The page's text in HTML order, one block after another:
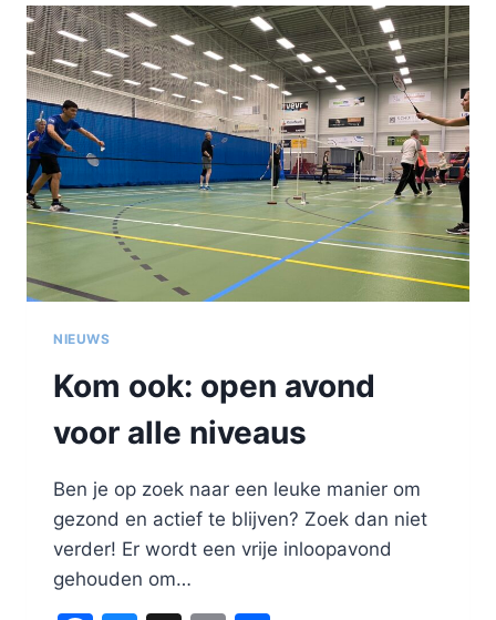
NIEUWS
Kom ook: open avond
voor alle niveaus
Ben je op zoek naar een leuke manier om
gezond en actief te blijven? Zoek dan niet
verder! Er wordt een vrije inloopavond
gehouden om…